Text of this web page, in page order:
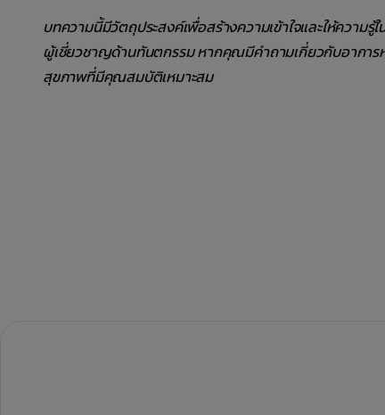
บทความนี้มีวัตถุประสงค์เพื่อสร้างความเข้าใจและให้ความ
ผู้เชี่ยวชาญด้านทันตกรรม หากคุณมีคำถามเกี่ยวกับอาการ
สุขภาพที่มีคุณสมบัติเหมาะสม